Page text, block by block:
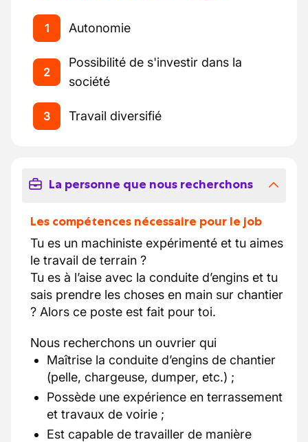
1 Autonomie
2
Possibilité de s'investir dans la
société
3 Travail diversifié
La personne que nous recherchons
Les compétences nécessaire pour le job
Tu es un machiniste expérimenté et tu aimes
le travail de terrain ?
Tu es à l’aise avec la conduite d’engins et tu
sais prendre les choses en main sur chantier
? Alors ce poste est fait pour toi.
Nous recherchons un ouvrier qui
Maîtrise la conduite d’engins de chantier
(pelle, chargeuse, dumper, etc.) ;
Possède une expérience en terrassement
et travaux de voirie ;
Est capable de travailler de manière